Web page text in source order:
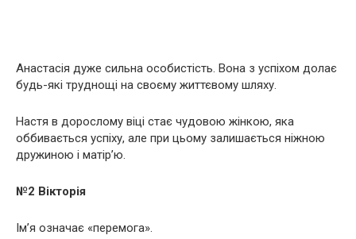
Анастасія дуже сильна особистість. Вона з успіхом долає
будь-які труднощі на своєму життєвому шляху.
Настя в дорослому віці стає чудовою жінкою, яка
оббивається успіху, але при цьому залишається ніжною
дружиною і матір’ю.
№2 Вікторія
Ім’я означає «перемога».